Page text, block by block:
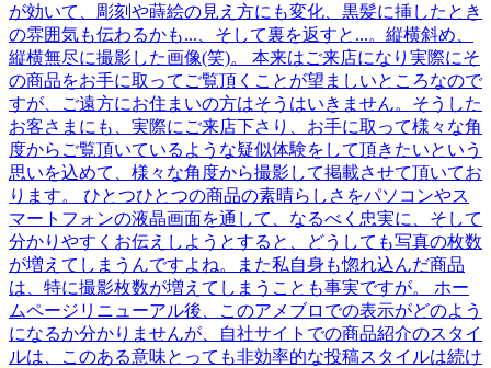
が効いて、彫刻や蒔絵の見え方にも変化、黒髪に挿したとき
の雰囲気も伝わるかも...、そして裏を返すと...。縦横斜め、
縦横無尽に撮影した画像(笑)。 本来はご来店になり実際にそ
の商品をお手に取ってご覧頂くことが望ましいところなので
すが、ご遠方にお住まいの方はそうはいきません。そうした
お客さまにも、実際にご来店下さり、お手に取って様々な角
度からご覧頂いているような疑似体験をして頂きたいという
思いを込めて、様々な角度から撮影して掲載させて頂いてお
ります。 ひとつひとつの商品の素晴らしさをパソコンやス
マートフォンの液晶画面を通して、なるべく忠実に、そして
分かりやすくお伝えしようとすると、どうしても写真の枚数
が増えてしまうんですよね。また私自身も惚れ込んだ商品
は、特に撮影枚数が増えてしまうことも事実ですが。 ホー
ムページリニューアル後、このアメブロでの表示がどのよう
になるか分かりませんが、自社サイトでの商品紹介のスタイ
ルは、このある意味とっても非効率的な投稿スタイルは続け